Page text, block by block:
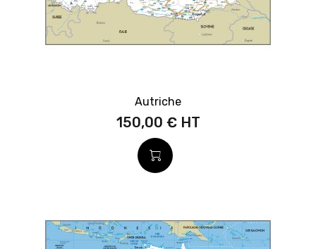
Autriche
150,00 €